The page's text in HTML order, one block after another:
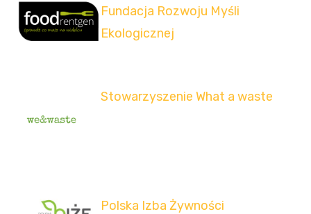
Fundacja Rozwoju Myśli
Ekologicznej
Stowarzyszenie What a waste
Polska Izba Żywności